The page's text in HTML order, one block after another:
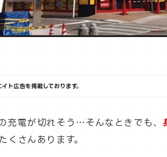
ト広告を掲載しております。
充電が切れそう…そんなときでも、
くさんあります。